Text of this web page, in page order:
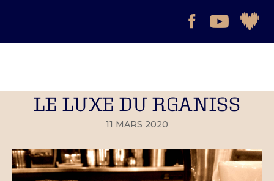
LE LUXE DU RGANISS
11 MARS 2020